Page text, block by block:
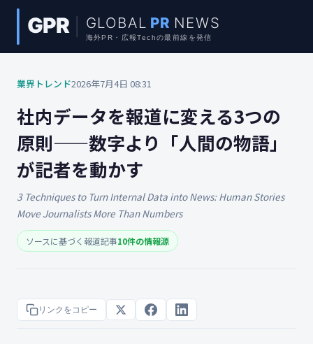
業界トレンド2026年7月4日 08:31
社内データを報道に変える3つの
原則——数字より「人間の物語」
が記者を動かす
3 Techniques to Turn Internal Data into News: Human Stories
Move Journalists More Than Numbers
ソースに基づく報道記事10件の情報源
リンクをコピー